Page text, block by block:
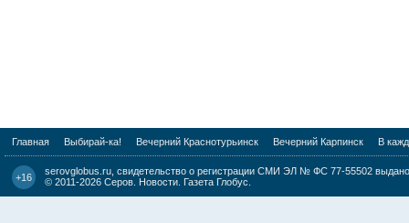
Главная Выбирай-ка! Вечерний Краснотурьинск Вечерний Карпинск В
+16
serovglobus.ru, свидетельство о регистрации СМИ ЭЛ № ФС 77-55502
© 2011-2026 Серов. Новости. Газета Глобус